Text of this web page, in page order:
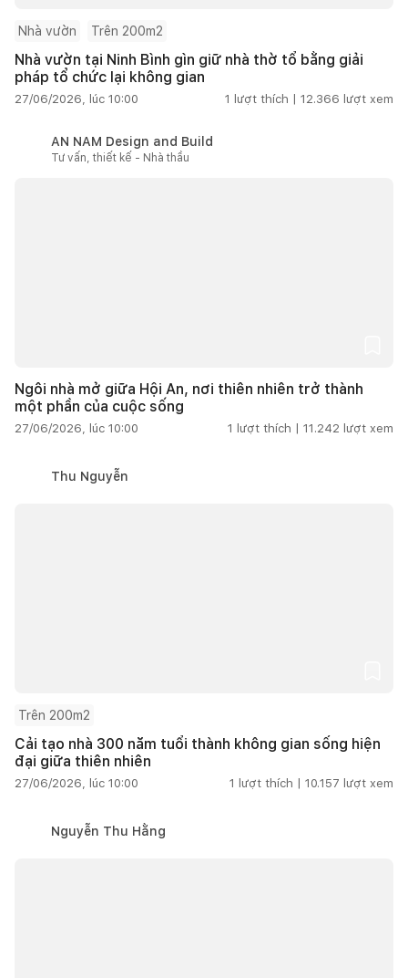
Nhà vườn Trên 200m2
Nhà vườn tại Ninh Bình gìn giữ nhà thờ tổ bằng giải
pháp tổ chức lại không gian
27/06/2026, lúc 10:00 1 lượt thích | 12.366 lượt xem
AN NAM Design and Build
Tư vấn, thiết kế - Nhà thầu
Ngôi nhà mở giữa Hội An, nơi thiên nhiên trở thành
một phần của cuộc sống
27/06/2026, lúc 10:00 1 lượt thích | 11.242 lượt xem
Thu Nguyễn
Trên 200m2
Cải tạo nhà 300 năm tuổi thành không gian sống hiện
đại giữa thiên nhiên
27/06/2026, lúc 10:00 1 lượt thích | 10.157 lượt xem
Nguyễn Thu Hằng